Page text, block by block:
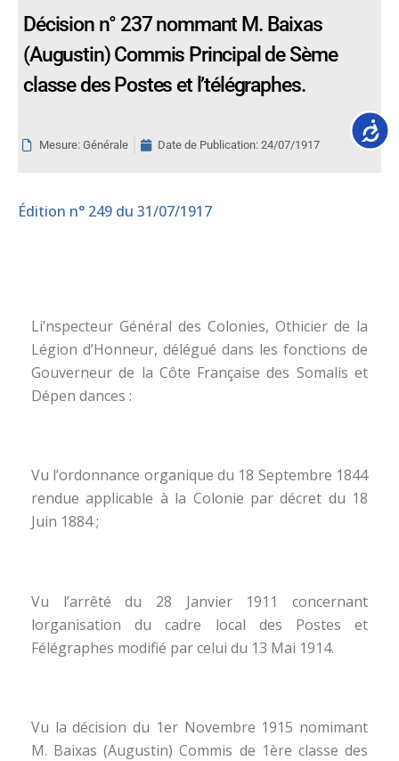
Décision n° 237 nommant M. Baixas
(Augustin) Commis Principal de Sème
classe des Postes et l’télégraphes.
Mesure: Générale Date de Publication: 24/07/1917
Édition n° 249 du 31/07/1917
Li’nspecteur Général des Colonies, Othicier de la
Légion d’Honneur, délégué dans les fonctions de
Gouverneur de la Côte Française des Somalis et
Dépen dances :
Vu l’ordonnance organique du 18 Septembre 1844
rendue applicable à la Colonie par décret du 18
Juin 1884 ;
Vu l’arrêté du 28 Janvier 1911 concernant
lorganisation du cadre local des Postes et
Félégraphes modifié par celui du 13 Mai 1914.
Vu la décision du 1er Novembre 1915 nomimant
M. Baixas (Augustin) Commis de 1ère classe des